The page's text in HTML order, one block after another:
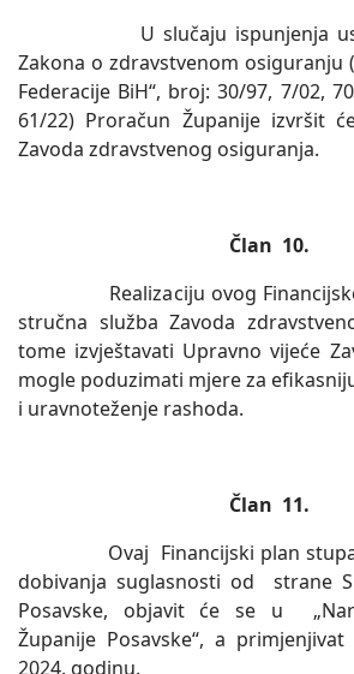
U slučaju ispunjenja
Zakona o zdravstvenom osiguranju
Federacije BiH“, broj: 30/97, 7/02,
61/22) Proračun Županije izvršit
Zavoda zdravstvenog osiguranja.
Član 10.
Realizaciju ovog
stručna služba Zavoda
tome izvještavati Upravno vijeće
mogle poduzimati mjere za
i uravnoteženje rashoda.
Član 11.
Ovaj Financijski plan stupa
dobivanja suglasnosti od strane
Posavske, objavit će se u
Županije Posavske“, a
2024. godinu.